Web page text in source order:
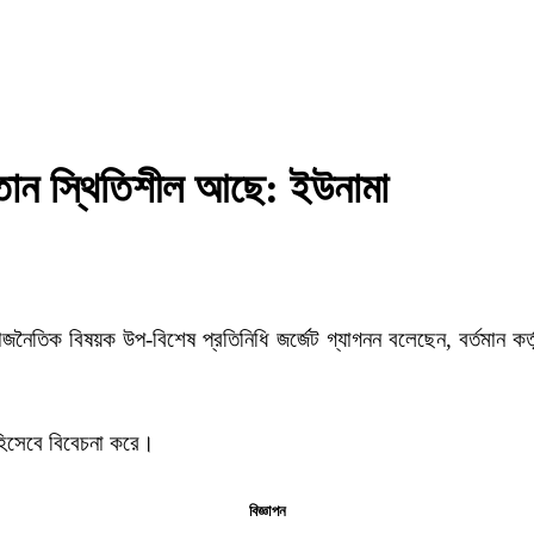
স্থিতিশীল আছে: ইউনামা
বিষয়ক উপ-বিশেষ প্রতিনিধি জর্জেট গ্যাগনন বলেছেন, বর্তমান
বিবেচনা করে।
বিজ্ঞাপন